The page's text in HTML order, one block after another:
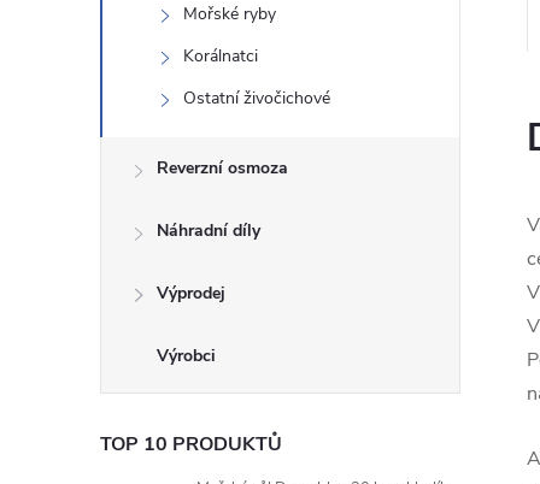
e
Mořské ryby
Korálnatci
Ostatní živočichové
Reverzní osmoza
Náhradní díly
Výprodej
TOP 10 PRODUKTŮ